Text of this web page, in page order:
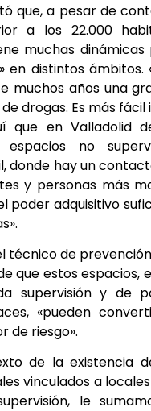
que, a pesar de
a los 22.000
muchas
en distintos ámbitos.
muchos años una
drogas. Es más fácil
que en Valladolid
no
donde hay un
y personas más
poder adquisitivo
técnico de
que estos espacios,
supervisión y de
«pueden
de riesgo».
de la existencia
vinculados a
le